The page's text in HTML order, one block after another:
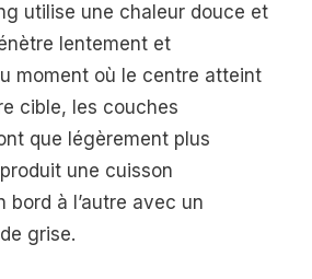
utilise une chaleur douce et
lentement et
moment où le centre atteint
cible, les couches
que légèrement plus
une cuisson
bord à l’autre avec un
grise.